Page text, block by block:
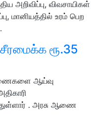
அறிவிப்பு, விவசாயிகள்
மானியத்தில் உரம் பெற
ரூ.35
ஆய்வு
. அரசு ஆணை